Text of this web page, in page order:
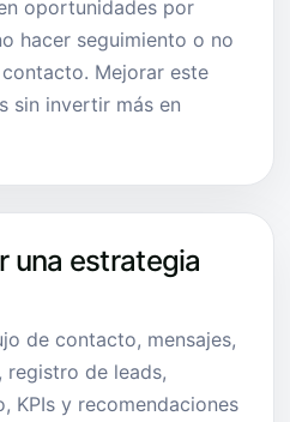
oportunidades por
hacer seguimiento o no
Mejorar este
sin invertir más en
una estrategia
de contacto, mensajes,
registro de leads,
KPIs y recomendaciones